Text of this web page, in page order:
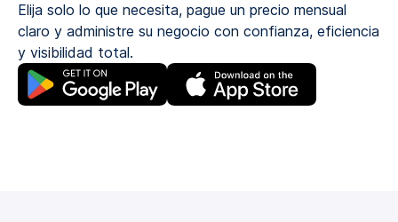
Elija solo lo que necesita, pague un precio mensual
claro y administre su negocio con confianza, eficiencia
y visibilidad total.